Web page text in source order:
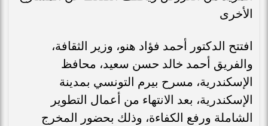
الأخرى
افتتح الدكتور أحمد فؤاد هنو، وزير الثقافة،
والفريق أحمد خالد حسن سعيد، محافظ
الإسكندرية، مسرح بيرم التونسي بمدينة
الإسكندرية، بعد الانتهاء من أعمال التطوير
الشاملة ورفع الكفاءة، وذلك بحضور المخرج